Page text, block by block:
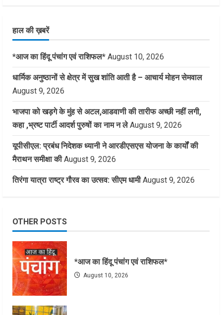
हाल की ख़बरें
*आज का हिंदू पंचांग एवं राशिफल* August 10, 2026
धार्मिक अनुष्ठानों से क्षेत्र में सुख शांति आती है – आचार्य मोहन सेमवाल
August 9, 2026
भाजपा को खड़गे के मुंह से अटल,आडवाणी की तारीफ अच्छी नहीं लगी,
कहा ,भ्रष्ट पार्टी आदर्श पुरुषों का नाम न ले August 9, 2026
यूपीसीएल: प्रबंध निदेशक ध्यानी ने आरडीएसएस योजना के कार्यों की
मैराथन समीक्षा की August 9, 2026
तिरंगा यात्रा राष्ट्र गौरव का उत्सव: सीएम धामी August 9, 2026
OTHER POSTS
*आज का हिंदू पंचांग एवं राशिफल*
August 10, 2026